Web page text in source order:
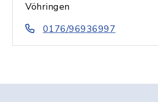
Vöhringen
0176/96936997